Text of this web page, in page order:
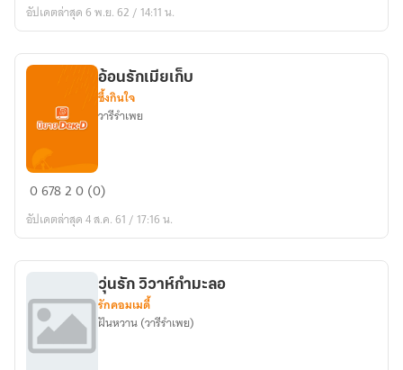
อัปเดตล่าสุด 6 พ.ย. 62 / 14:11 น.
อ้อน
เมีย
อ้อนรักเมียเก็บ
ซึ้งกินใจ
วารีรำเพย
067820 (0)
อัปเดตล่าสุด 4 ส.ค. 61 / 17:16 น.
วุ่นรัก วิวาห์กำมะลอ
รักคอมเมดี้
ฝันหวาน (วารีรำเพย)